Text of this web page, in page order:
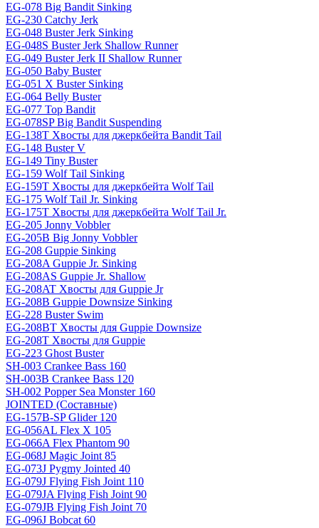
EG-078 Big Bandit Sinking
EG-230 Catchy Jerk
EG-048 Buster Jerk Sinking
EG-048S Buster Jerk Shallow Runner
EG-049 Buster Jerk II Shallow Runner
EG-050 Baby Buster
EG-051 X Buster Sinking
EG-064 Belly Buster
EG-077 Top Bandit
EG-078SP Big Bandit Suspending
EG-138T Хвосты для джеркбейта Bandit Tail
EG-148 Buster V
EG-149 Tiny Buster
EG-159 Wolf Tail Sinking
EG-159T Хвосты для джеркбейта Wolf Tail
EG-175 Wolf Tail Jr. Sinking
EG-175T Хвосты для джеркбейта Wolf Tail Jr.
EG-205 Jonny Vobbler
EG-205B Big Jonny Vobbler
EG-208 Guppie Sinking
EG-208A Guppie Jr. Sinking
EG-208AS Guppie Jr. Shallow
EG-208AT Хвосты для Guppie Jr
EG-208B Guppie Downsize Sinking
EG-228 Buster Swim
EG-208BT Хвосты для Guppie Downsize
EG-208T Хвосты для Guppie
EG-223 Ghost Buster
SH-003 Crankee Bass 160
SH-003B Crankee Bass 120
SH-002 Popper Sea Monster 160
JOINTED (Составные)
EG-157B-SP Glider 120
EG-056AL Flex X 105
EG-066A Flex Phantom 90
EG-068J Magic Joint 85
EG-073J Pygmy Jointed 40
EG-079J Flying Fish Joint 110
EG-079JA Flying Fish Joint 90
EG-079JB Flying Fish Joint 70
EG-096J Bobcat 60